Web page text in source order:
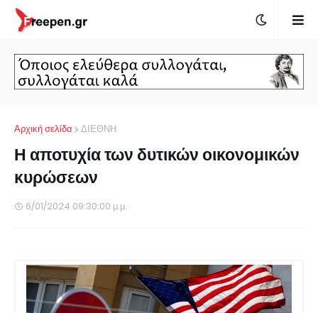
Αρχική σελίδα ΔΙΕΘΝΗ
Η αποτυχία των δυτικών οικονομικών
κυρώσεων
6/01/2024 09:30:00 μ.μ.